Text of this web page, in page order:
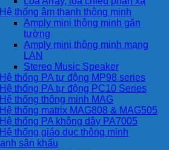
Hệ thống âm thanh thông minh
Amply mini thông minh gắn
tường
Amply mini thông minh mạng
LAN
Stereo Music Speaker
Hệ thống PA tự động MP98 series
Hệ thống PA tự động PC10 Series
Hệ thống thông minh MAG
Hệ thống matrix MAG808 & MAG505
Hệ thống PA không dây PA7005
Hệ thống giáo dục thông minh
sân khấu